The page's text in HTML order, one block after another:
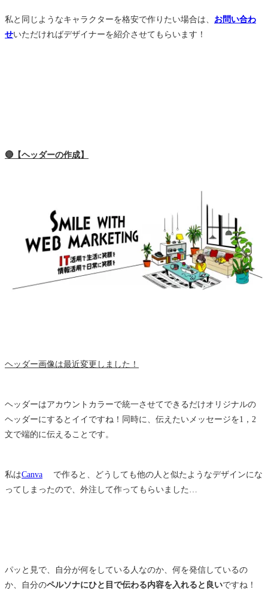
私と同じようなキャラクターを格安で作りたい場合は、 お問い合わ
せいただければデザイナーを紹介させてもらいます！
🔴【ヘッダーの作成】
ヘッダー画像は最近変更しました！
ヘッダーはアカウントカラーで統一させてできるだけオリジナルの
ヘッダーにするとイイですね！同時に、伝えたいメッセージを1，2
文で端的に伝えることです。
私はCanva
で作ると、どうしても他の人と似たようなデザインにな
ってしまったので、外注して作ってもらいました…
パッと見で、自分が何をしている人なのか、何を発信しているの
か、自分のペルソナにひと目で伝わる内容を入れると良いですね！